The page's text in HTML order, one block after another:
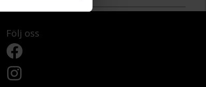
Följ oss